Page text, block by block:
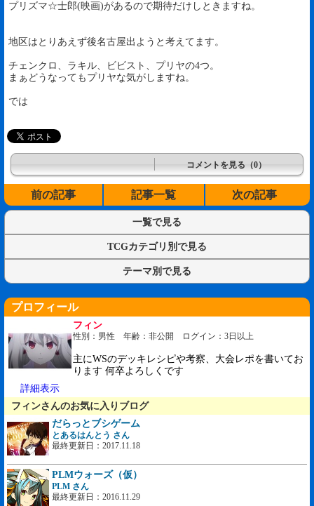
プリズマ☆士郎(映画)があるので期待だけしときますね。
地区はとりあえず後名古屋出ようと考えてます。
チェンクロ、ラキル、ビビスト、プリヤの4つ。
まぁどうなってもプリヤな気がしますね。
では
コメントを見る（0）
前の記事 記事一覧 次の記事
一覧で見る
TCGカテゴリ別で見る
テーマ別で見る
プロフィール
詳細表示
フィン
性別：男性 年齢：非公開 ログイン：3日以上
主にWSのデッキレシピや考察、大会レポを書いてお
ります 何卒よろしくです
フィンさんのお気に入りブログ
だらっとブシゲーム
とあるはんとう さん
最終更新日：2017.11.18
PLMウォーズ（仮）
PLM さん
最終更新日：2016.11.29